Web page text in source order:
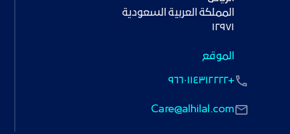
١٢٩٧١
الموقع
Care@alhilal.com
+٩٦٦٠١١٤٣١٢٢٢٢